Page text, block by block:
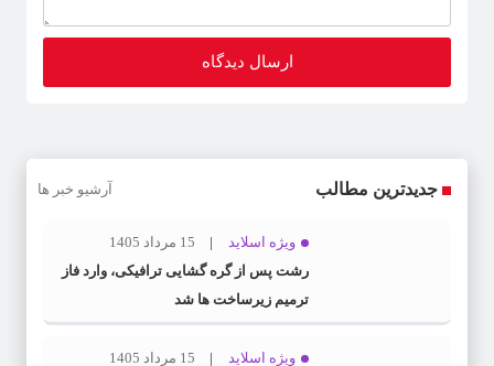
جدیدترین مطالب آرشیو خبر ها
ویژه اسلاید
15 مرداد 1405
رشت پس از گره گشایی ترافیکی، وارد فاز
ترمیم زیرساخت ها شد
ویژه اسلاید
15 مرداد 1405